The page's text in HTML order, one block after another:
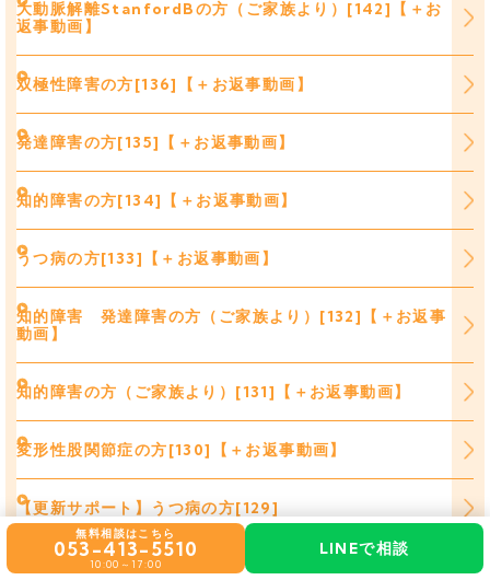
大動脈解離StanfordBの方（ご家族より）[142]【＋お
返事動画】
双極性障害の方[136]【＋お返事動画】
発達障害の方[135]【＋お返事動画】
知的障害の方[134]【＋お返事動画】
うつ病の方[133]【＋お返事動画】
知的障害 発達障害の方（ご家族より）[132]【＋お返事
動画】
知的障害の方（ご家族より）[131]【＋お返事動画】
変形性股関節症の方[130]【＋お返事動画】
【更新サポート】うつ病の方[129]
うつ病の方[128]【＋お返事動画】
無料相談はこちら
053-413-5510
10:00～17:00
LINEで相談